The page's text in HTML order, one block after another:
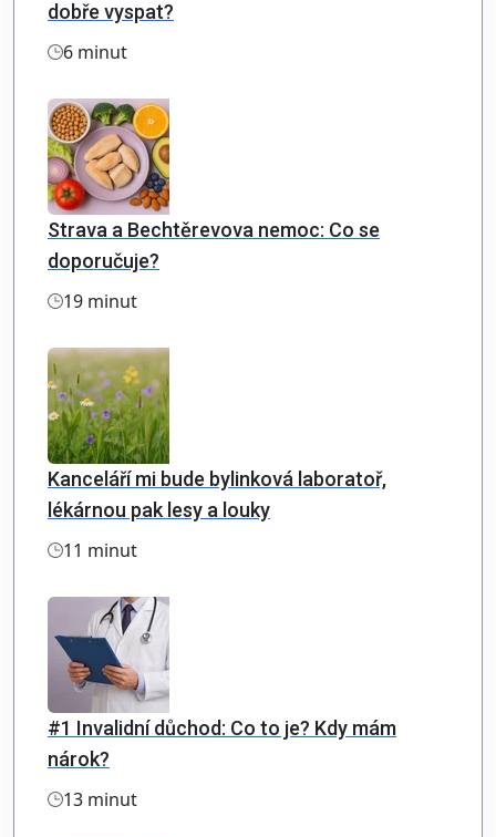
dobře vyspat?
6 minut
Strava a Bechtěrevova nemoc: Co se
doporučuje?
19 minut
Kanceláří mi bude bylinková laboratoř,
lékárnou pak lesy a louky
11 minut
#1 Invalidní důchod: Co to je? Kdy mám
nárok?
13 minut